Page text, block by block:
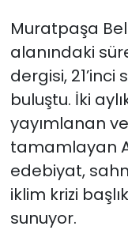
Muratpaşa
alanındaki
dergisi, 21’inci
buluştu. İki
yayımlanan ve
tamamlayan
edebiyat,
iklim krizi
sunuyor.